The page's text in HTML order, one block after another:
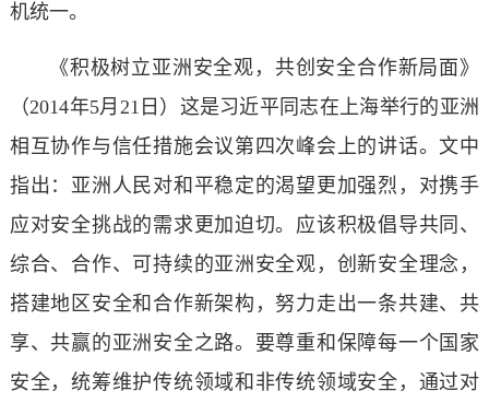
机统一。
《积极树立亚洲安全观，共创安全合作新局面》
（2014年5月21日）这是习近平同志在上海举行的亚洲
相互协作与信任措施会议第四次峰会上的讲话。文中
指出：亚洲人民对和平稳定的渴望更加强烈，对携手
应对安全挑战的需求更加迫切。应该积极倡导共同、
综合、合作、可持续的亚洲安全观，创新安全理念，
搭建地区安全和合作新架构，努力走出一条共建、共
享、共赢的亚洲安全之路。要尊重和保障每一个国家
安全，统筹维护传统领域和非传统领域安全，通过对